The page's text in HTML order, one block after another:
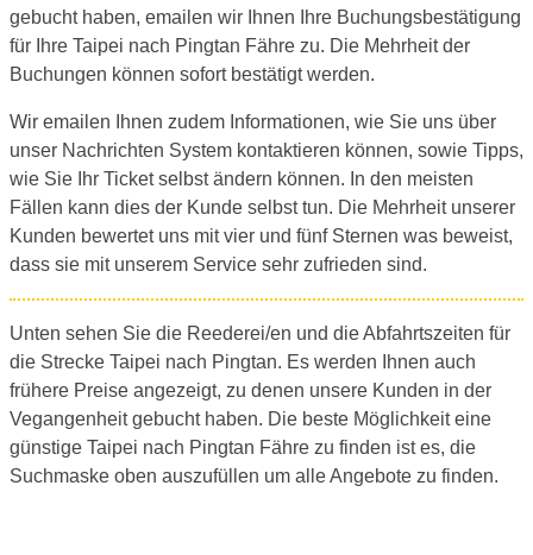
gebucht haben, emailen wir Ihnen Ihre Buchungsbestätigung
für Ihre Taipei nach Pingtan Fähre zu. Die Mehrheit der
Buchungen können sofort bestätigt werden.
Wir emailen Ihnen zudem Informationen, wie Sie uns über
unser Nachrichten System kontaktieren können, sowie Tipps,
wie Sie Ihr Ticket selbst ändern können. In den meisten
Fällen kann dies der Kunde selbst tun. Die Mehrheit unserer
Kunden bewertet uns mit vier und fünf Sternen was beweist,
dass sie mit unserem Service sehr zufrieden sind.
Unten sehen Sie die Reederei/en und die Abfahrtszeiten für
die Strecke Taipei nach Pingtan. Es werden Ihnen auch
frühere Preise angezeigt, zu denen unsere Kunden in der
Vegangenheit gebucht haben. Die beste Möglichkeit eine
günstige Taipei nach Pingtan Fähre zu finden ist es, die
Suchmaske oben auszufüllen um alle Angebote zu finden.